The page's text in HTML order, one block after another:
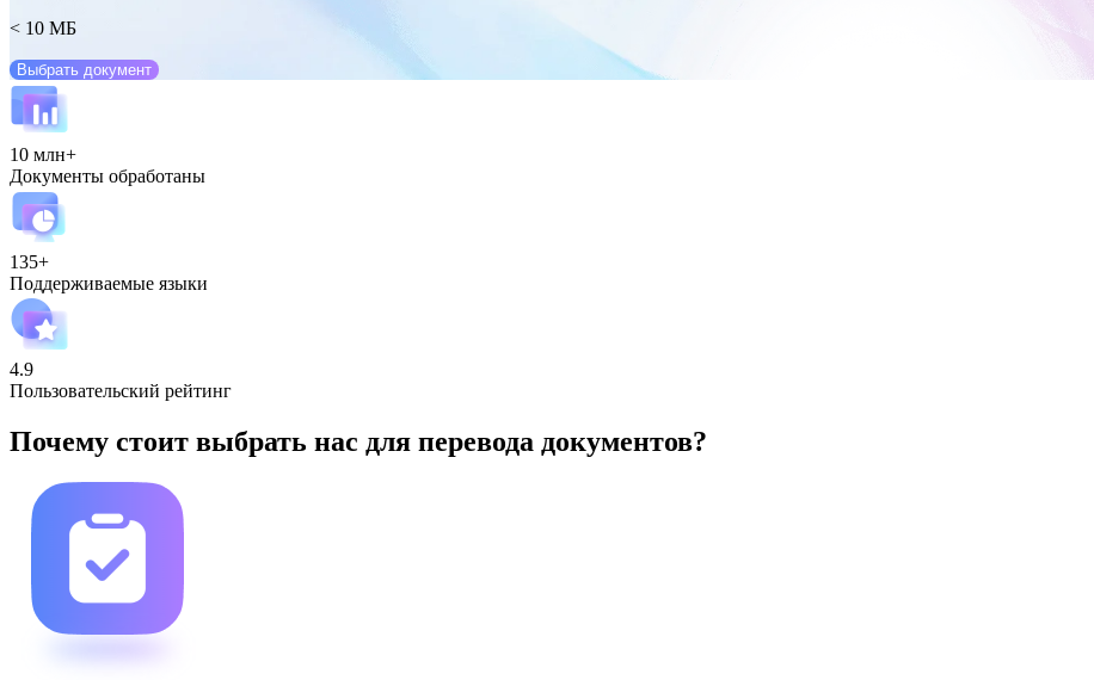
< 10 МБ
Выбрать документ
10 млн+
Документы обработаны
135+
Поддерживаемые языки
4.9
Пользовательский рейтинг
Почему стоит выбрать нас для перевода документов?